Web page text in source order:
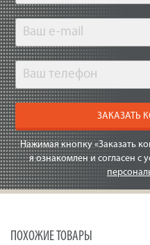
ЗАКАЗАТЬ
Нажимая кнопку «Заказать
я ознакомлен и согласен с
ПОХОЖИЕ ТОВАРЫ